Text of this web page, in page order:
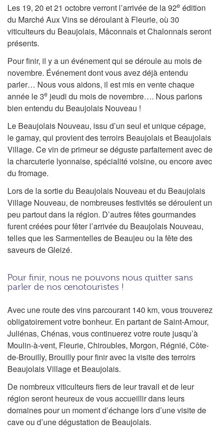
Les 19, 20 et 21 octobre verront l’arrivée de la 92e édition
du Marché Aux Vins se déroulant à Fleurie, où 30
viticulteurs du Beaujolais, Mâconnais et Chalonnais seront
présents.
Pour finir, il y a un événement qui se déroule au mois de
novembre. Événement dont vous avez déjà entendu
parler… Nous vous aidons, il est mis en vente chaque
année le 3e jeudi du mois de novembre…. Nous parlons
bien entendu du Beaujolais Nouveau !
Le Beaujolais Nouveau, issu d’un seul et unique cépage,
le gamay, qui provient des terroirs Beaujolais et Beaujolais
Village. Ce vin de primeur se déguste parfaitement avec de
la charcuterie lyonnaise, spécialité voisine, ou encore avec
du fromage.
Lors de la sortie du Beaujolais Nouveau et du Beaujolais
Village Nouveau, de nombreuses festivités se déroulent un
peu partout dans la région. D’autres fêtes gourmandes
furent créées pour fêter l’arrivée du Beaujolais Nouveau,
telles que les Sarmentelles de Beaujeu ou la fête des
saveurs de Gleizé.
Pour finir, nous ne pouvons nous quitter sans
parler de nos œnotouristes !
Avec une route des vins parcourant 140 km, vous trouverez
obligatoirement votre bonheur. En partant de Saint-Amour,
Juliénas, Chénas, vous continuerez votre route jusqu’à
Moulin-à-vent, Fleurie, Chiroubles, Morgon, Régnié, Côte-
de-Brouilly, Brouilly pour finir avec la visite des terroirs
Beaujolais Village et Beaujolais.
De nombreux viticulteurs fiers de leur travail et de leur
région seront heureux de vous accueillir dans leurs
domaines pour un moment d’échange lors d’une visite de
cave ou d’une dégustation de Beaujolais.